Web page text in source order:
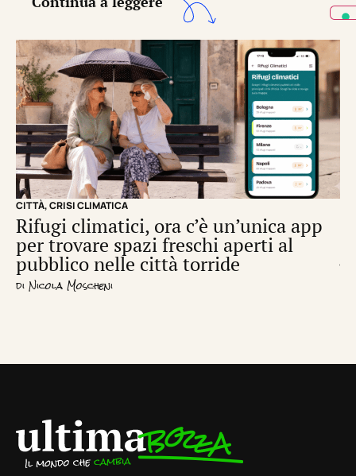
CITTÀ,CRISI CLIMATICA
Rifugi climatici, ora c’è un’unica app
per trovare spazi freschi aperti al
pubblico nelle città torride
di Nicola Moscheni